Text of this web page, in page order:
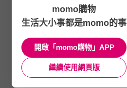
momo購物
生活大小事都是momo的事
開啟「momo購物」APP
繼續使用網頁版